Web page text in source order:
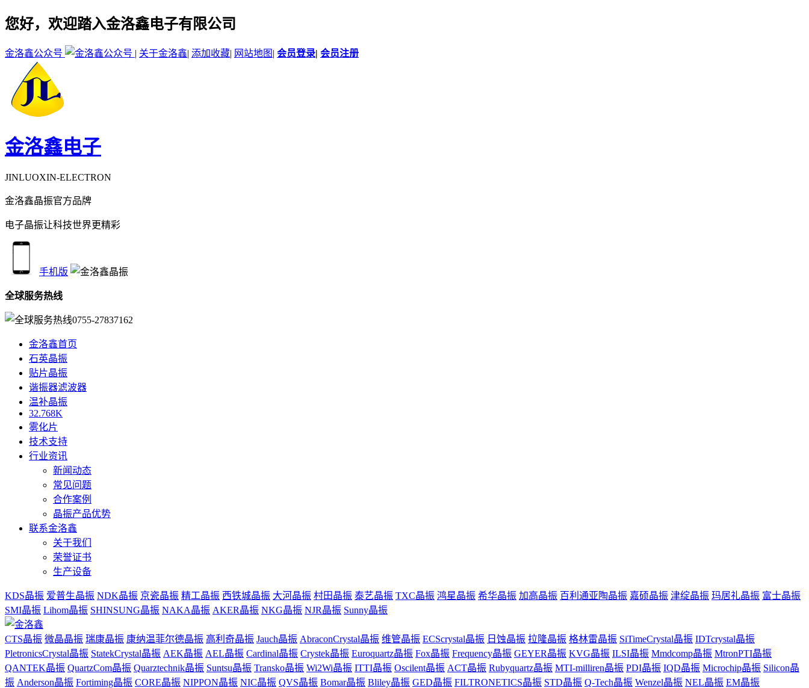
您好，欢迎踏入金洛鑫电子有限公司
金洛鑫公众号 | 关于金洛鑫| 添加收藏| 网站地图 | 会员登录| 会员注册
金洛鑫电子
JINLUOXIN-ELECTRON
金洛鑫晶振官方品牌
电子晶振让科技世界更精彩
手机版
全球服务热线
0755-27837162
金洛鑫首页
石英晶振
贴片晶振
谐振器滤波器
温补晶振
32.768K
雾化片
技术支持
行业资讯
新闻动态
常见问题
合作案例
晶振产品优势
联系金洛鑫
关于我们
荣誉证书
生产设备
KDS晶振 爱普生晶振 NDK晶振 京瓷晶振 精工晶振 西铁城晶振 大河晶振 村田晶振 泰艺晶振 TXC晶振 鸿星晶振 希华晶振 加高晶振 百利通亚陶晶振 嘉硕晶振 津绽晶振 玛居礼晶振 富士晶振
SMI晶振 Lihom晶振 SHINSUNG晶振 NAKA晶振 AKER晶振 NKG晶振 NJR晶振 Sunny晶振
CTS晶振 微晶晶振 瑞康晶振 康纳温菲尔德晶振 高利奇晶振 Jauch晶振 AbraconCrystal晶振 维管晶振 ECScrystal晶振 日蚀晶振 拉隆晶振 格林雷晶振 SiTimeCrystal晶振 IDTcrystal晶振
PletronicsCrystal晶振 StatekCrystal晶振 AEK晶振 AEL晶振 Cardinal晶振 Crystek晶振 Euroquartz晶振 Fox晶振 Frequency晶振 GEYER晶振 KVG晶振 ILSI晶振 Mmdcomp晶振 MtronPTI晶振
QANTEK晶振 QuartzCom晶振 Quarztechnik晶振 Suntsu晶振 Transko晶振 Wi2Wi晶振 ITTI晶振 Oscilent晶振 ACT晶振 Rubyquartz晶振 MTI-milliren晶振 PDI晶振 IQD晶振 Microchip晶振 Silicon晶
振 Anderson晶振 Fortiming晶振 CORE晶振 NIPPON晶振 NIC晶振 QVS晶振 Bomar晶振 Bliley晶振 GED晶振 FILTRONETICS晶振 STD晶振 Q-Tech晶振 Wenzel晶振 NEL晶振 EM晶振